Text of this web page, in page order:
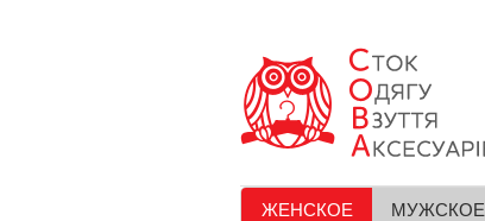
ЖЕНСКОЕ МУЖСКОЕ